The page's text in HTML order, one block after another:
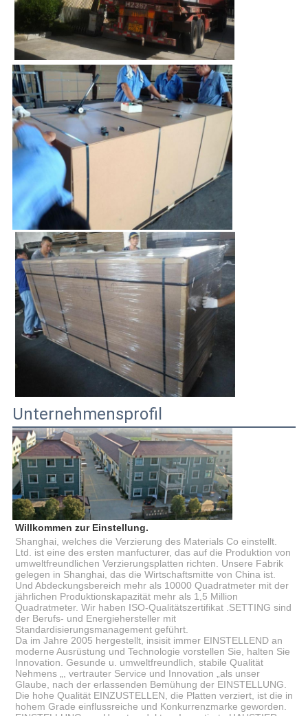
Unternehmensprofil
Willkommen zur Einstellung.
Shanghai, welches die Verzierung des Materials Co einstellt.
Ltd. ist eine des ersten manfucturer, das auf die Produktion von
umweltfreundlichen Verzierungsplatten richten. Unsere Fabrik
gelegen in Shanghai, das die Wirtschaftsmitte von China ist.
Und Abdeckungsbereich mehr als 10000 Quadratmeter mit der
jährlichen Produktionskapazität mehr als 1,5 Million
Quadratmeter. Wir haben ISO-Qualitätszertifikat .SETTING sind
der Berufs- und Energiehersteller mit
Standardisierungsmanagement geführt.
Da im Jahre 2005 hergestellt, insisit immer EINSTELLEND an
moderne Ausrüstung und Technologie vorstellen Sie, halten Sie
Innovation. Gesunde u. umweltfreundlich, stabile Qualität
Nehmens „, vertrauter Service und Innovation „als unser
Glaube, nach der erlassenden Bemühung der EINSTELLUNG.
Die hohe Qualität EINZUSTELLEN, die Platten verziert, ist die in
hohem Grade einflussreiche und Konkurrenzmarke geworden.